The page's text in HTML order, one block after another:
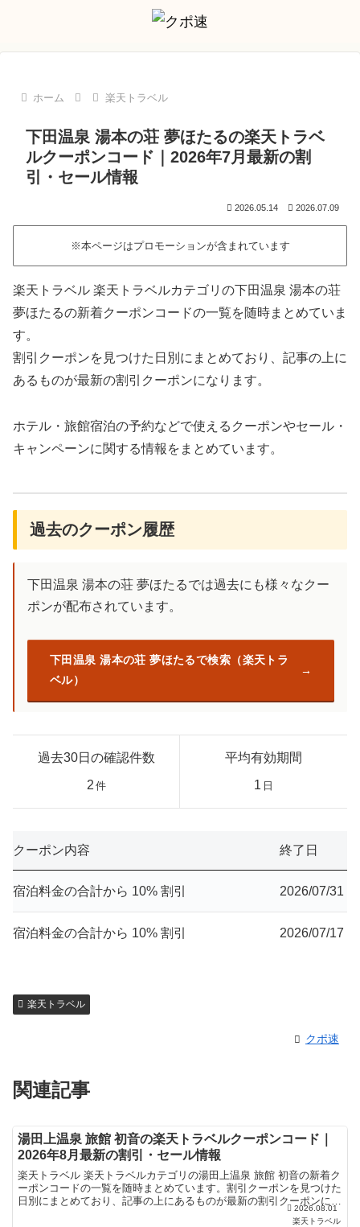
ホーム 楽天トラベル
下田温泉 湯本の荘 夢ほたるの楽天トラベ
ルクーポンコード｜2026年7月最新の割
引・セール情報
2026.05.14 2026.07.09
※本ページはプロモーションが含まれています
楽天トラベル 楽天トラベルカテゴリの下田温泉 湯本の荘
夢ほたるの新着クーポンコードの一覧を随時まとめていま
す。
割引クーポンを見つけた日別にまとめており、記事の上に
あるものが最新の割引クーポンになります。
ホテル・旅館宿泊の予約などで使えるクーポンやセール・
キャンペーンに関する情報をまとめています。
過去のクーポン履歴
下田温泉 湯本の荘 夢ほたるでは過去にも様々なクー
ポンが配布されています。
下田温泉 湯本の荘 夢ほたるで検索（楽天トラ
ベル）
過去30日の確認件数
2 件
平均有効期間
1 日
クーポン内容 終了日
宿泊料金の合計から 10% 割引 2026/07/31
宿泊料金の合計から 10% 割引 2026/07/17
楽天トラベル
クポ速
関連記事
湯田上温泉 旅館 初音の楽天トラベルクーポンコード｜
2026年8月最新の割引・セール情報
楽天トラベル 楽天トラベルカテゴリの湯田上温泉 旅館 初音の新着ク
ーポンコードの一覧を随時まとめています。割引クーポンを見つけた
日別にまとめており、記事の上にあるものが最新の割引クーポンにな
ります。ホテル・旅館宿泊の予約などで使えるクーポン...
2026.08.01
楽天トラベル